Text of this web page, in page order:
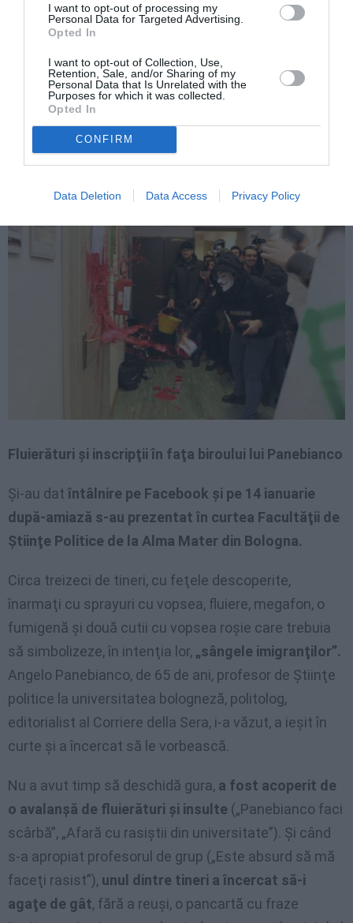
I want to opt-out of processing my
Personal Data for Targeted Advertising.
Opted In
I want to opt-out of Collection, Use,
Retention, Sale, and/or Sharing of my
Personal Data that Is Unrelated with the
Purposes for which it was collected.
Opted In
CONFIRM
Data Deletion Data Access Privacy Policy
puţin, aceasta ar trebui să fie o temă legitimă de
discuţie.
O politică realistă, bazată pe convenabilitate, ar
trebui în concluzie să-şi pună probleme de alegere,
de selectare (de monitorizat şi revăzut în timp, sub
lumina experienţei).
nimic. Alte ţări au luat-o deja pe acest drum.”
Fluierături şi inscripţii în faţa biroului lui Panebianco
Şi-au dat întâlnire pe Facebook şi pe 14 ianuarie
după-amiază s-au prezentat în curtea Facultăţii de
Ştiinţe Politice de la Alma Mater din Bologna.
Circa treizeci de tineri, cu feţele descoperite,
înarmaţi cu sprayuri cu vopsea, fluiere, megafon, o
fumigenă şi două cutii cu vopsea roşie care trebuia
să simbolizeze, în intenţia lor, „sângele imigranţilor”.
Angelo Panebianco, de 65 de ani, profesor de Ştiinţe
politice la universitatea bologneză, politolog,
editorialist al Corriere della Sera, i-a văzut, a ieşit în
curte şi a încercat să le vorbească.
Nu a avut timp să deschidă gura, a fost acoperit de
o avalanşă de fluierături şi insulte („Panebianco faci
scârbă”, „Afară cu rasiştii din universitate”). Şi când
s-a apropiat profesorul de grup („Este absurd să mă
faceţi rasist”), unul dintre tineri a încercat să-i
agaţe de gât, fără a reuşi, o pancartă cu fraze